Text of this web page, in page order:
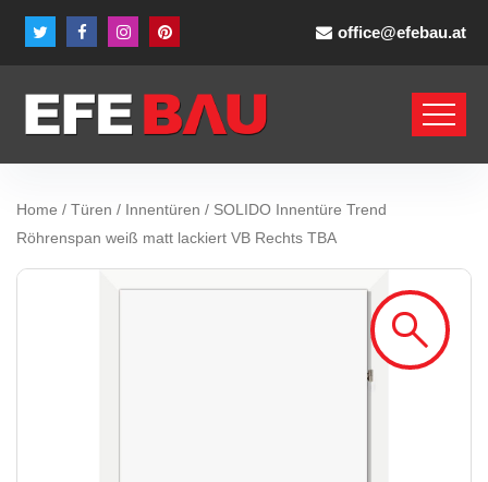
office@efebau.at
Home / Türen / Innentüren / SOLIDO Innentüre Trend
Röhrenspan weiß matt lackiert VB Rechts TBA